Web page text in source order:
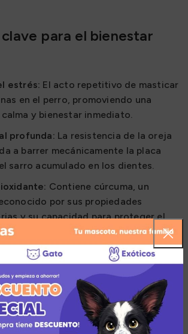
para el bienestar
estrés: El acto repetitivo de masticar
en el perro, promoviendo una
y bienestar inmediato.
profunda: La resistencia de la oreja
a barrer mecánicamente la placa
sarro acumulado en los dientes.
Contiene cúrcuma, un
por sus propiedades
y su capacidad para proteger el
La maca incluida en la
y vitaminas B y C, esenciales
la anemia y mantener las defensas
Producto 100% natural, libre de